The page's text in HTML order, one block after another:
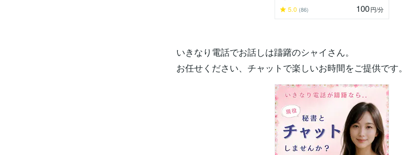
5.0 (86) 100円/分
いきなり電話でお話しは躊躇のシャイさん。
お任せください、チャットで楽しいお時間をご提供です。